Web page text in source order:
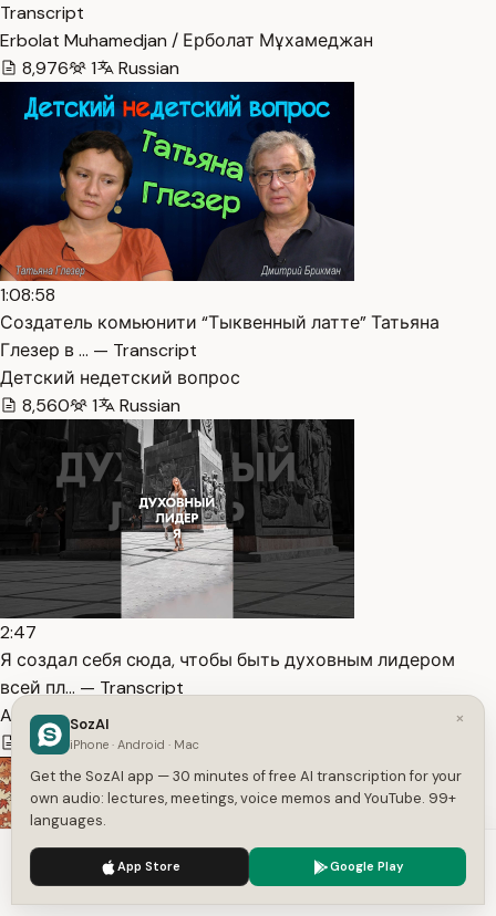
Transcript
Erbolat Muhamedjan / Ерболат Мұхамеджан
8,976
1 Russian
1:08:58
Создатель комьюнити “Тыквенный латте” Татьяна
Глезер в … — Transcript
Детский недетский вопрос
8,560
1 Russian
2:47
Я создал себя сюда, чтобы быть духовным лидером
всей пл… — Transcript
AMAZOCHI | KALITA PRODUCTION
478
1 Russian
We use cookies to enhance your experience.
×
SozAI
iPhone · Android · Mac
Get the SozAI app — 30 minutes of free AI transcription for your
own audio: lectures, meetings, voice memos and YouTube. 99+
languages.
App Store Google Play